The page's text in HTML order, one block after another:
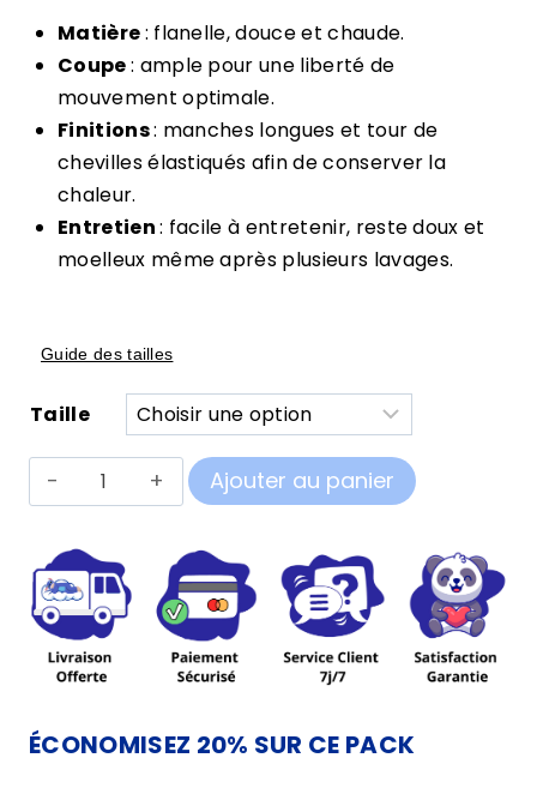
Matière: flanelle, douce et chaude.
Coupe: ample pour une liberté de
mouvement optimale.
Finitions: manches longues et tour de
chevilles élastiqués afin de conserver la
chaleur.
Entretien: facile à entretenir, reste doux et
moelleux même après plusieurs lavages.
Guide des tailles
Taille
quantité
de
Pilou
Hello
Kitty
Ajouter au panier
ÉCONOMISEZ 20% SUR CE PACK